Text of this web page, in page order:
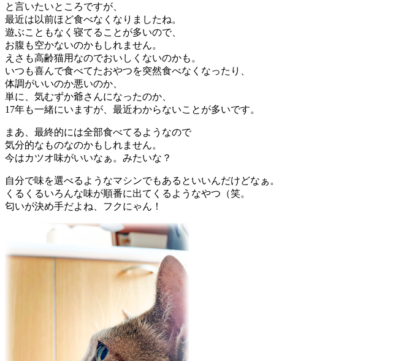
と言いたいところですが、
最近は以前ほど食べなくなりましたね。
遊ぶこともなく寝てることが多いので、
お腹も空かないのかもしれません。
えさも高齢猫用なのでおいしくないのかも。
いつも喜んで食べてたおやつを突然食べなくなったり、
体調がいいのか悪いのか、
単に、気むずか爺さんになったのか、
17年も一緒にいますが、最近わからないことが多いです。
まあ、最終的には全部食べてるようなので
気分的なものなのかもしれません。
今はカツオ味がいいなぁ。みたいな？
自分で味を選べるようなマシンでもあるといいんだけどなぁ。
くるくるいろんな味が順番に出てくるようなやつ（笑。
匂いが決め手だよね、フクにゃん！